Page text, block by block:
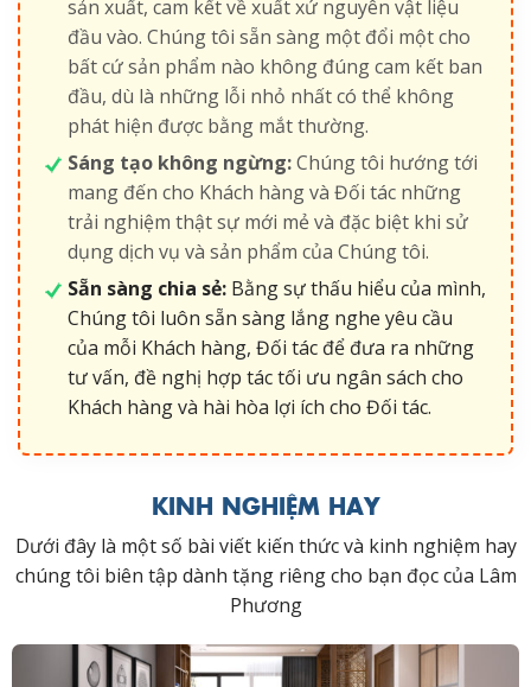
sản xuất, cam kết về xuất xứ nguyên vật liệu
đầu vào. Chúng tôi sẵn sàng một đổi một cho
bất cứ sản phẩm nào không đúng cam kết ban
đầu, dù là những lỗi nhỏ nhất có thể không
phát hiện được bằng mắt thường.
Sáng tạo không ngừng:Chúng tôi hướng tới
mang đến cho Khách hàng và Đối tác những
trải nghiệm thật sự mới mẻ và đặc biệt khi sử
dụng dịch vụ và sản phẩm của Chúng tôi.
Sẵn sàng chia sẻ: Bằng sự thấu hiểu của mình,
Chúng tôi luôn sẵn sàng lắng nghe yêu cầu
của mỗi Khách hàng, Đối tác để đưa ra những
tư vấn, đề nghị hợp tác tối ưu ngân sách cho
Khách hàng và hài hòa lợi ích cho Đối tác.
KINH NGHIỆM HAY
Dưới đây là một số bài viết kiến thức và kinh nghiệm hay
chúng tôi biên tập dành tặng riêng cho bạn đọc của Lâm
Phương